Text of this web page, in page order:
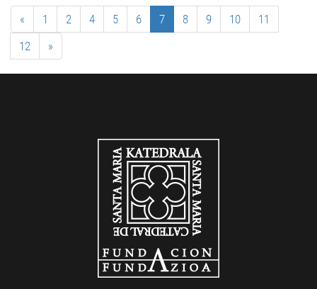
« 1 2 4 5 6 7 8 9 10
11
12
»